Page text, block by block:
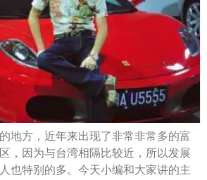
地方，近年来出现了非常非常多的富
，因为与台湾相隔比较近，所以发展
也特别的多。今天小编和大家讲的主